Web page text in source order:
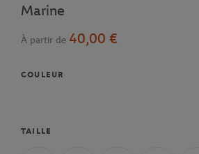
Marine
À partir de 40,00 €
COULEUR
TAILLE